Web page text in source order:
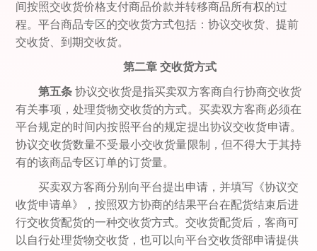
间按照交收货价格支付商品价款并转移商品所有权的过
程。平台商品专区的交收货方式包括：协议交收货、提前
交收货、到期交收货。
第二章 交收货方式
第五条 协议交收货是指买卖双方客商自行协商交收货
有关事项，处理货物交收货的方式。买卖双方客商必须在
平台规定的时间内按照平台的规定提出协议交收货申请。
协议交收货数量不受最小交收货量限制，但不得大于其持
有的该商品专区订单的订货量。
买卖双方客商分别向平台提出申请，并填写《协议交
收货申请单》，按照双方协商的结果平台在配货结束后进
行交收货配货的一种交收货方式。交收货配货后，客商可
以自行处理货物交收货，也可以向平台交收货部申请提供